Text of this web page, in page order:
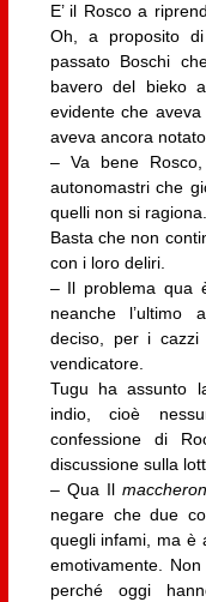
E’ il Rosco a
Oh, a proposito
passato Boschi
bavero del bieko
evidente che
aveva ancora
– Va bene
autonomastri che
quelli non si
Basta che non
con i loro deliri.
– Il problema qua
neanche l’ultimo
deciso, per i
vendicatore.
Tugu ha assunto
indio, cioè
confessione di
discussione sulla
– Qua Il
negare che due
quegli infami, ma è
emotivamente.
perché oggi